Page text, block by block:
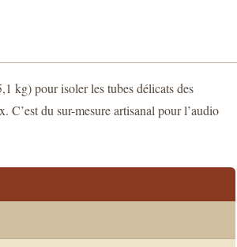
kg) pour isoler les tubes délicats des
du sur-mesure artisanal pour l’audio